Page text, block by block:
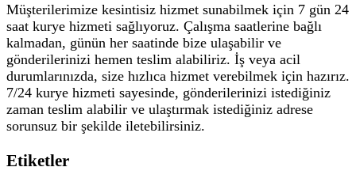
Müşterilerimize kesintisiz hizmet sunabilmek için 7 gün 24
saat kurye hizmeti sağlıyoruz. Çalışma saatlerine bağlı
kalmadan, günün her saatinde bize ulaşabilir ve
gönderilerinizi hemen teslim alabiliriz. İş veya acil
durumlarınızda, size hızlıca hizmet verebilmek için hazırız.
7/24 kurye hizmeti sayesinde, gönderilerinizi istediğiniz
zaman teslim alabilir ve ulaştırmak istediğiniz adrese
sorunsuz bir şekilde iletebilirsiniz.
Etiketler